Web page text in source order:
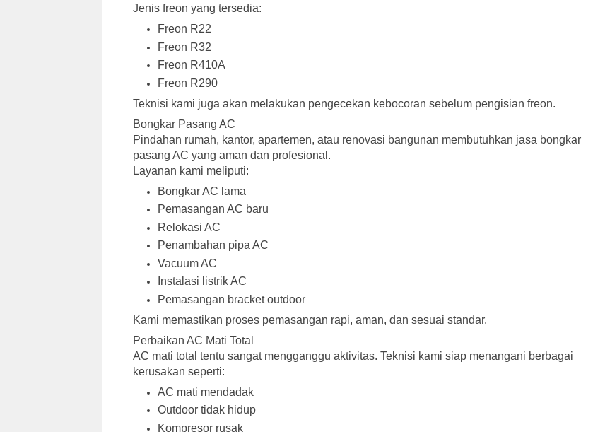
Jenis freon yang tersedia:
Freon R22
Freon R32
Freon R410A
Freon R290
Teknisi kami juga akan melakukan pengecekan kebocoran sebelum pengisian freon.
Bongkar Pasang AC
Pindahan rumah, kantor, apartemen, atau renovasi bangunan membutuhkan jasa bongkar
pasang AC yang aman dan profesional.
Layanan kami meliputi:
Bongkar AC lama
Pemasangan AC baru
Relokasi AC
Penambahan pipa AC
Vacuum AC
Instalasi listrik AC
Pemasangan bracket outdoor
Kami memastikan proses pemasangan rapi, aman, dan sesuai standar.
Perbaikan AC Mati Total
AC mati total tentu sangat mengganggu aktivitas. Teknisi kami siap menangani berbagai
kerusakan seperti:
AC mati mendadak
Outdoor tidak hidup
Kompresor rusak